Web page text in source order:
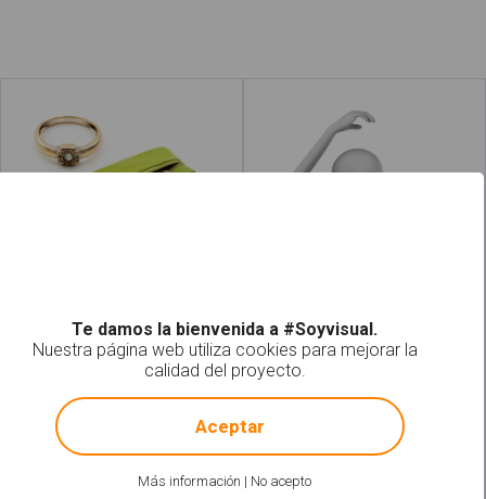
acerca de
Complementos
Botas Cangrejeras
Te damos la bienvenida a #Soyvisual.
Nuestra página web utiliza cookies para mejorar la
calidad del proyecto.
Más información | No acepto
! Not valid!
Aceptar